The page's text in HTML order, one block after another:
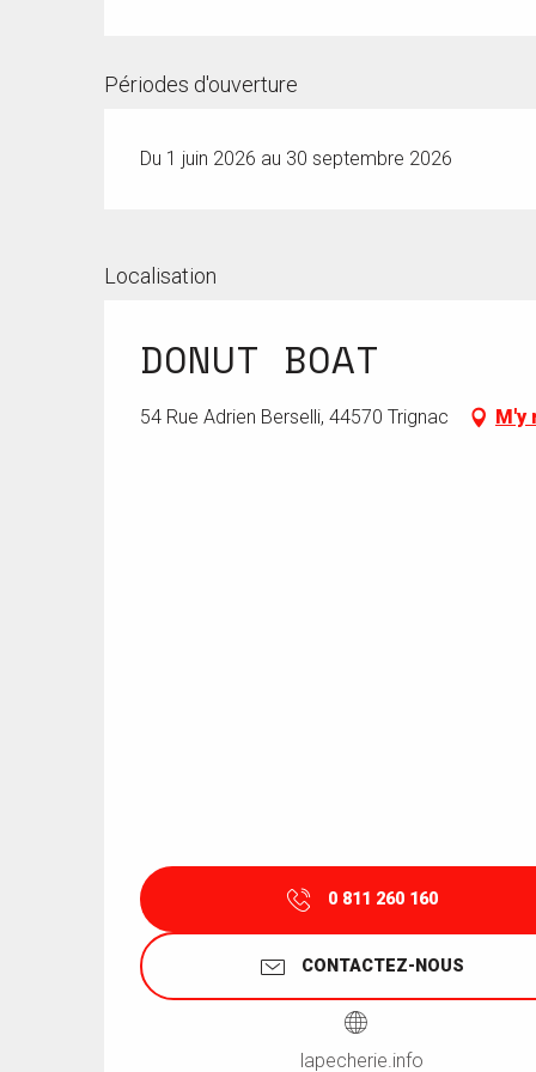
Périodes d'ouverture
Du 1 juin 2026 au 30 septembre 2026
Localisation
DONUT BOAT
54 Rue Adrien Berselli, 44570 Trignac M'y
0 811 260 160
CONTACTEZ-NOUS
lapecherie.info